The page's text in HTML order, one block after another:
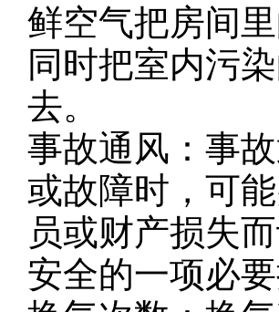
鲜空气把房间
同时把室内污
去。
事故通风：事
或故障时，可
员或财产损失
安全的一项必要